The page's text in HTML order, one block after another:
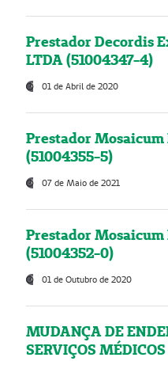
Prestador Decordis
LTDA (51004347-4)
01 de Abril de 2020
Prestador
(51004355-5)
07 de Maio de 2021
Prestador
(51004352-0)
01 de Outubro de 2020
MUDANÇA DE
SERVIÇOS